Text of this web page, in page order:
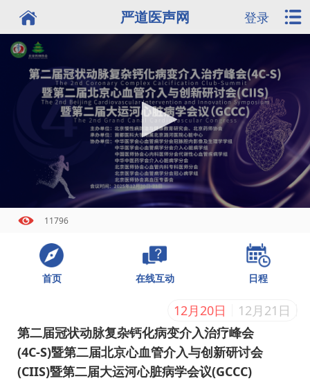
严道医声网 登录
11796
首页 在线互动 日程
12月20日
12月21日
第二届冠状动脉复杂钙化病变介入治疗峰会
(4C-S)暨第二届北京心血管介入与创新研讨会
(CIIS)暨第二届大运河心脏病学会议(GCCC)